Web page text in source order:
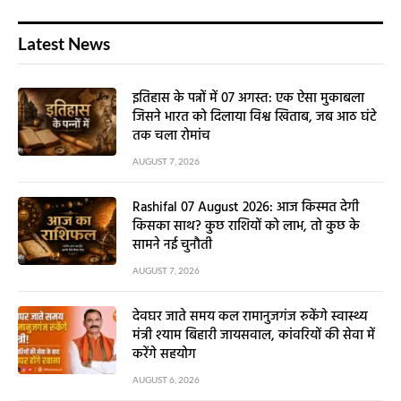
Latest News
इतिहास के पन्नों में 07 अगस्त: एक ऐसा मुकाबला
जिसने भारत को दिलाया विश्व खिताब, जब आठ घंटे
तक चला रोमांच
AUGUST 7, 2026
Rashifal 07 August 2026: आज किस्मत देगी
किसका साथ? कुछ राशियों को लाभ, तो कुछ के
सामने नई चुनौती
AUGUST 7, 2026
देवघर जाते समय कल रामानुजगंज रुकेंगे स्वास्थ्य
मंत्री श्याम बिहारी जायसवाल, कांवरियों की सेवा में
करेंगे सहयोग
AUGUST 6, 2026